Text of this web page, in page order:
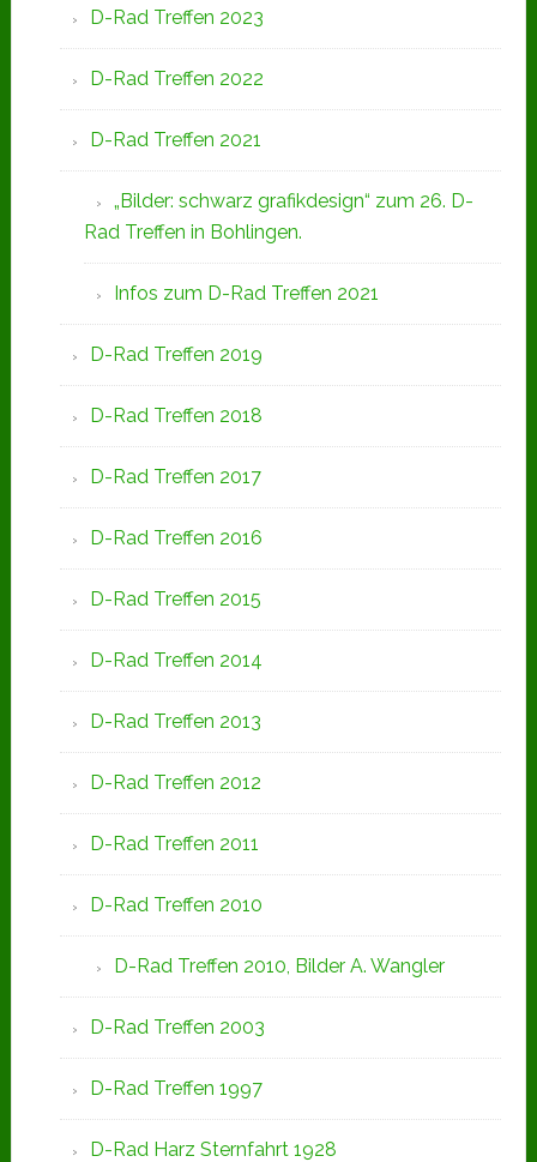
D-Rad Treffen 2023
D-Rad Treffen 2022
D-Rad Treffen 2021
„Bilder: schwarz grafikdesign“ zum 26. D-
Rad Treffen in Bohlingen.
Infos zum D-Rad Treffen 2021
D-Rad Treffen 2019
D-Rad Treffen 2018
D-Rad Treffen 2017
D-Rad Treffen 2016
D-Rad Treffen 2015
D-Rad Treffen 2014
D-Rad Treffen 2013
D-Rad Treffen 2012
D-Rad Treffen 2011
D-Rad Treffen 2010
D-Rad Treffen 2010, Bilder A. Wangler
D-Rad Treffen 2003
D-Rad Treffen 1997
D-Rad Harz Sternfahrt 1928